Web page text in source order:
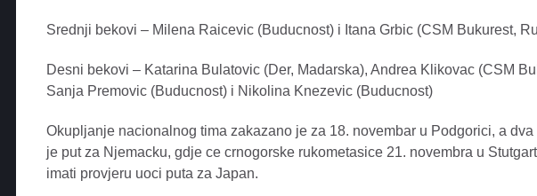
Srednji bekovi – Milena Raicevic (Buducnost) i Itana Grbic (CSM Bukurest,
Desni bekovi – Katarina Bulatovic (Der, Madarska), Andrea Klikovac (CSM
Sanja Premovic (Buducnost) i Nikolina Knezevic (Buducnost)
Okupljanje nacionalnog tima zakazano je za 18. novembar u Podgorici, a
je put za Njemacku, gdje ce crnogorske rukometasice 21. novembra u
imati provjeru uoci puta za Japan.